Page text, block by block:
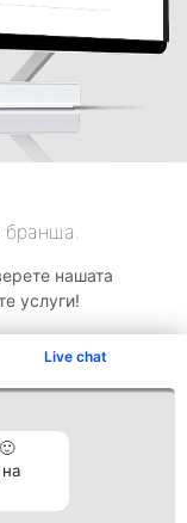
Live chat
бранша.
нашата
услуги!